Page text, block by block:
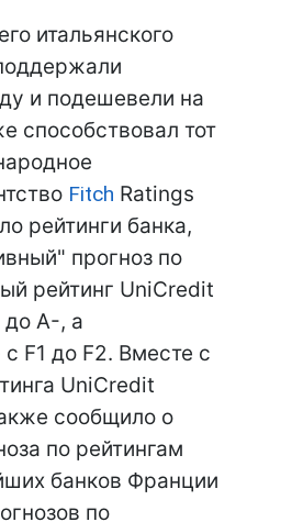
итальянского
и подешевели на
способствовал тот
Fitch Ratings
рейтинги банка,
прогноз по
рейтинг UniCredit
А-, а
F1 до F2. Вместе с
UniCredit
сообщило о
по рейтингам
банков Франции
по